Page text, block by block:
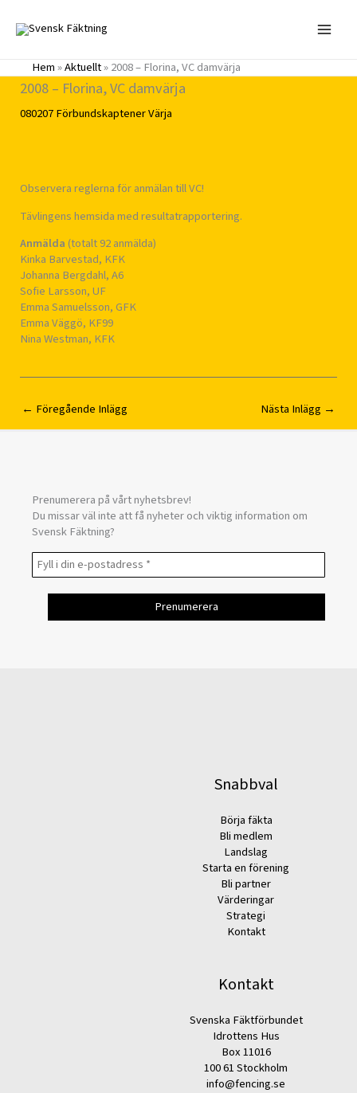
innehåll
Hem»Aktuellt»2008 – Florina, VC damvärja
2008 – Florina, VC damvärja
080207FörbundskaptenerVärja
Observera reglerna för anmälan till VC!
Tävlingens hemsida med resultatrapportering.
Anmälda (totalt 92 anmälda)
Kinka Barvestad, KFK
Johanna Bergdahl, A6
Sofie Larsson, UF
Emma Samuelsson, GFK
Emma Väggö, KF99
Nina Westman, KFK
← Föregående Inlägg Nästa Inlägg →
Prenumerera på vårt nyhetsbrev!
Du missar väl inte att få nyheter och viktig information om
Svensk Fäktning?
Snabbval
Börja fäkta
Bli medlem
Landslag
Starta en förening
Bli partner
Värderingar
Strategi
Kontakt
Kontakt
Svenska Fäktförbundet
Idrottens Hus
Box 11016
100 61 Stockholm
info@fencing.se